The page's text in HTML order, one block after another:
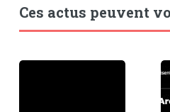
Ces actus peuvent